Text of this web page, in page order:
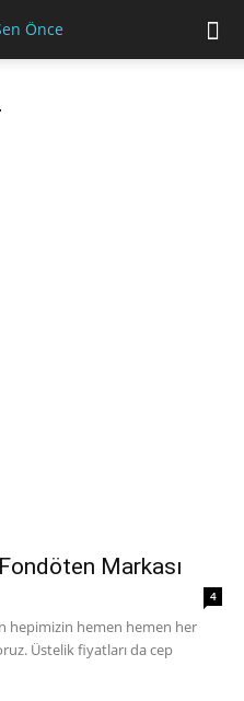
Markası
4
hepimizin hemen hemen her
Üstelik fiyatları da cep